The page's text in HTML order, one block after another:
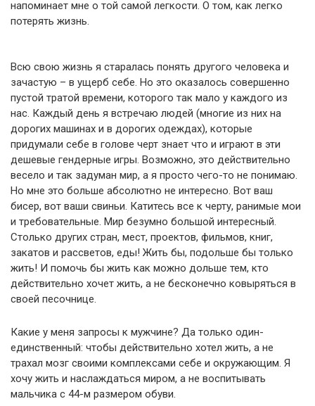
напоминает мне о той самой легкости. О том, как легко
потерять жизнь.
Всю свою жизнь я старалась понять другого человека и
зачастую – в ущерб себе. Но это оказалось совершенно
пустой тратой времени, которого так мало у каждого из
нас. Каждый день я встречаю людей (многие из них на
дорогих машинах и в дорогих одеждах), которые
придумали себе в голове черт знает что и играют в эти
дешевые гендерные игры. Возможно, это действительно
весело и так задуман мир, а я просто чего-то не понимаю.
Но мне это больше абсолютно не интересно. Вот ваш
бисер, вот ваши свиньи. Катитесь все к черту, ранимые мои
и требовательные. Мир безумно большой интересный.
Столько других стран, мест, проектов, фильмов, книг,
закатов и рассветов, еды! Жить бы, подольше бы только
жить! И помочь бы жить как можно дольше тем, кто
действительно хочет жить, а не бесконечно ковыряться в
своей песочнице.
Какие у меня запросы к мужчине? Да только один-
единственный: чтобы действительно хотел жить, а не
трахал мозг своими комплексами себе и окружающим. Я
хочу жить и наслаждаться миром, а не воспитывать
мальчика с 44-м размером обуви.